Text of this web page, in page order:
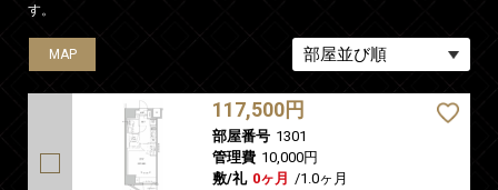
す。
MAP
117,500円
部屋番号 1301
管理費 10,000円
敷/礼 0ヶ月 /1.0ヶ月
MAP